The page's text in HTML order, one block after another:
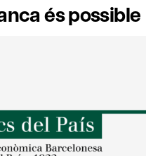
és possible